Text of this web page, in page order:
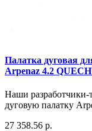
Палатка дуговая
Arpenaz 4.2
Наши разработчики-
дуговую палатку
27 358.56 р.